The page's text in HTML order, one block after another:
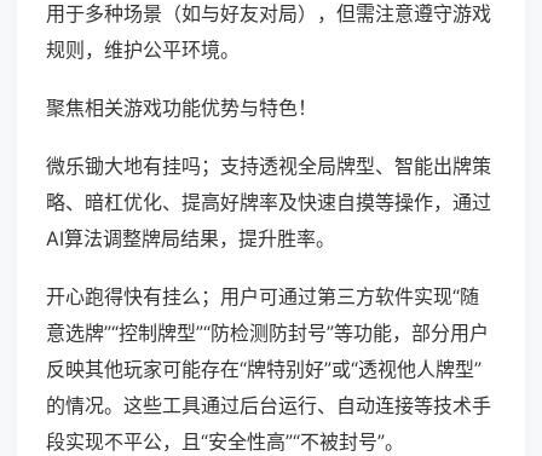
用于多种场景（如与好友对局），但需注意遵守游戏
规则，维护公平环境。
聚焦相关游戏功能优势与特色！
微乐锄大地有挂吗；支持透视全局牌型、智能出牌策
略、暗杠优化、提高好牌率及快速自摸等操作，通过
AI算法调整牌局结果，提升胜率。
开心跑得快有挂么；用户可通过第三方软件实现“随
意选牌”“控制牌型”“防检测防封号”等功能，部分用户
反映其他玩家可能存在“牌特别好”或“透视他人牌型”
的情况。这些工具通过后台运行、自动连接等技术手
段实现不平公，且“安全性高”“不被封号”。